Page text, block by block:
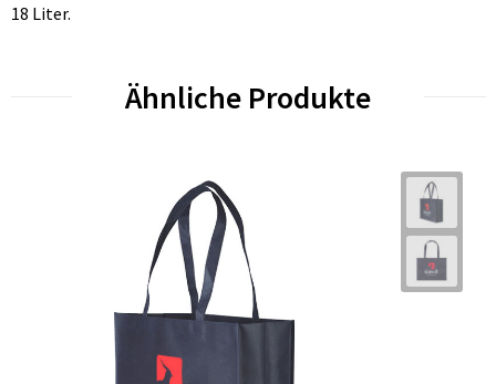
18 Liter.
Ähnliche Produkte